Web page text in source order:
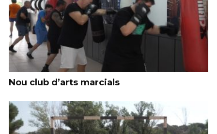
Nou club d’arts marcials